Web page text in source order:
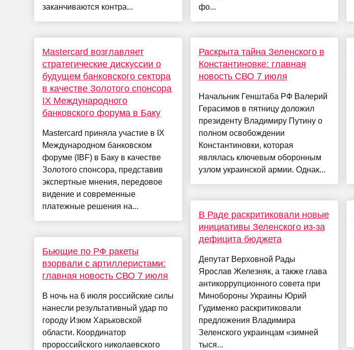
заканчиваются контра...
Mastercard возглавляет
стратегические дискуссии о
будущем банковского сектора
в качестве Золотого спонсора
IX Международного
банковского форума в Баку
Mastercard приняла участие в IX
Международном банковском
форуме (IBF) в Баку в качестве
Золотого спонсора, представив
экспертные мнения, передовое
видение и современные
платежные решения на...
Бьющие по РФ ракеты
взорвали с артиллеристами:
главная новость СВО 7 июля
В ночь на 6 июля российские силы
нанесли результативный удар по
городу Изюм Харьковской
области. Координатор
пророссийского николаевского
фо...
Раскрыта тайна Зеленского в
Константиновке: главная
новость СВО 7 июля
Начальник Генштаба РФ Валерий
Герасимов в пятницу доложил
президенту Владимиру Путину о
полном освобождении
Константиновки, которая
являлась ключевым оборонным
узлом украинской армии. Однак...
В Раде раскритиковали новые
инициативы Зеленского из-за
дефицита бюджета
Депутат Верховной Рады
Ярослав Железняк, а также глава
антикоррупционного совета при
Минобороны Украины Юрий
Гудименко раскритиковали
предложения Владимира
Зеленского украинцам «зимней
тыся...